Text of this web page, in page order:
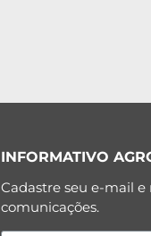
INFORMATIVO
Cadastre seu e-mail e
comunicações.